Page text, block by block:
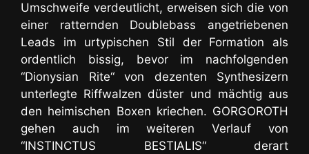
Umschweife verdeutlicht, erweisen sich die von
einer ratternden Doublebass angetriebenen
Leads im urtypischen Stil der Formation als
ordentlich bissig, bevor im nachfolgenden
“Dionysian Rite“ von dezenten Synthesizern
unterlegte Riffwalzen düster und mächtig aus
den heimischen Boxen kriechen. GORGOROTH
gehen auch im weiteren Verlauf von
“INSTINCTUS BESTIALIS“ derart